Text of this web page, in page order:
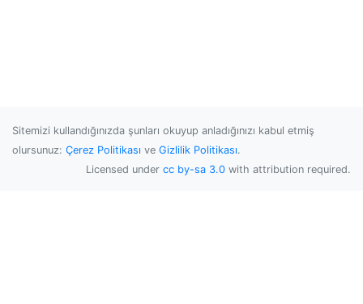
Sitemizi kullandığınızda şunları okuyup anladığınızı kabul etmiş
olursunuz: Çerez Politikası ve Gizlilik Politikası.
Licensed under cc by-sa 3.0 with attribution required.